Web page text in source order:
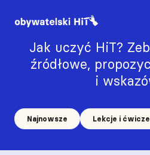
Jak uczyć HiT?
źródłowe,
i
Najnowsze Lekcje i